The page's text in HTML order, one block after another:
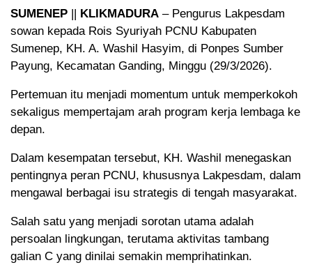
SUMENEP || KLIKMADURA – Pengurus Lakpesdam
sowan kepada Rois Syuriyah PCNU Kabupaten
Sumenep, KH. A. Washil Hasyim, di Ponpes Sumber
Payung, Kecamatan Ganding, Minggu (29/3/2026).
Pertemuan itu menjadi momentum untuk memperkokoh
sekaligus mempertajam arah program kerja lembaga ke
depan.
Dalam kesempatan tersebut, KH. Washil menegaskan
pentingnya peran PCNU, khususnya Lakpesdam, dalam
mengawal berbagai isu strategis di tengah masyarakat.
Salah satu yang menjadi sorotan utama adalah
persoalan lingkungan, terutama aktivitas tambang
galian C yang dinilai semakin memprihatinkan.